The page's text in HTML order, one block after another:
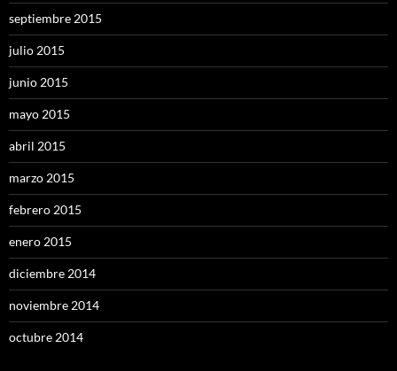
septiembre 2015
julio 2015
junio 2015
mayo 2015
abril 2015
marzo 2015
febrero 2015
enero 2015
diciembre 2014
noviembre 2014
octubre 2014